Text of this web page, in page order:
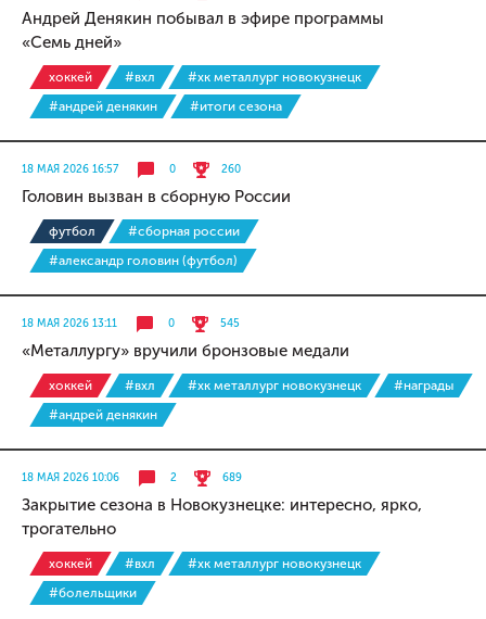
Андрей Денякин побывал в эфире программы
«Семь дней»
хоккей #вхл
#хк металлург новокузнецк
#андрей денякин
#итоги сезона
18 МАЯ 2026 16:57 0 260
Головин вызван в сборную России
футбол
#сборная россии
#александр головин (футбол)
18 МАЯ 2026 13:11 0 545
«Металлургу» вручили бронзовые медали
хоккей #вхл #хк металлург новокузнецк
#награды
#андрей денякин
18 МАЯ 2026 10:06 2 689
Закрытие сезона в Новокузнецке: интересно, ярко,
трогательно
хоккей #вхл
#хк металлург новокузнецк
#болельщики